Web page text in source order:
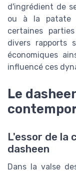
d'ingrédient de
ou à la patate
certaines
divers rapports
économiques
influencé ces
Le
L'essor de la
dasheen
Dans la valse